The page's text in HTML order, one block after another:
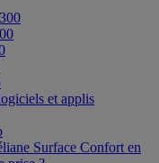
et applis
Surface Confort en